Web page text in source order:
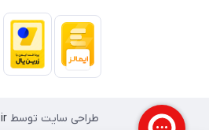
طراحی سایت توسط